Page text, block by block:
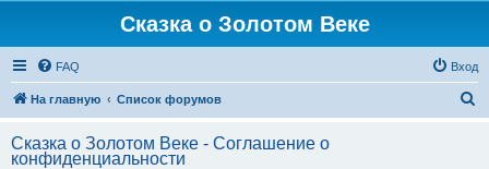
Сказка о Золотом Веке
FAQ Вход
На главную Список форумов
Сказка о Золотом Веке - Соглашение о
конфиденциальности